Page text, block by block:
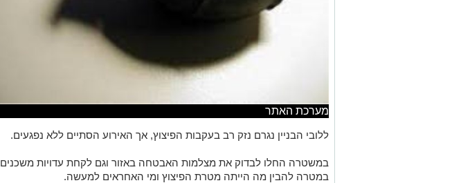
מערכת האתר
ללובי הבניין נגרם נזק רב בעקבות הפיצוץ, אך האירוע הסתיים ללא נפגעים.
במשטרה החלו לבדוק את מצלמות האבטחה באזור וגם לקחת עדויות משכנים
במטרה להבין מה הייתה מטרת הפיצוץ ומי האחראים למעשה.